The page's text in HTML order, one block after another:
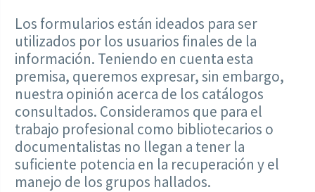
Los formularios están ideados para ser
utilizados por los usuarios finales de la
información. Teniendo en cuenta esta
premisa, queremos expresar, sin embargo,
nuestra opinión acerca de los catálogos
consultados. Consideramos que para el
trabajo profesional como bibliotecarios o
documentalistas no llegan a tener la
suficiente potencia en la recuperación y el
manejo de los grupos hallados.